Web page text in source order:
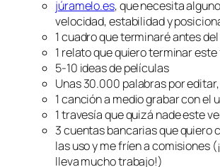
júramelo.es, que necesita
velocidad, estabilidad y
1 cuadro que terminaré antes
1 relato que quiero terminar
5-10 ideas de películas
Unas 30.000 palabras por
1 canción a medio grabar con el
1 travesía que quizá nade este
3 cuentas bancarias que quiero
las uso y me fríen a comisiones
lleva mucho trabajo!)